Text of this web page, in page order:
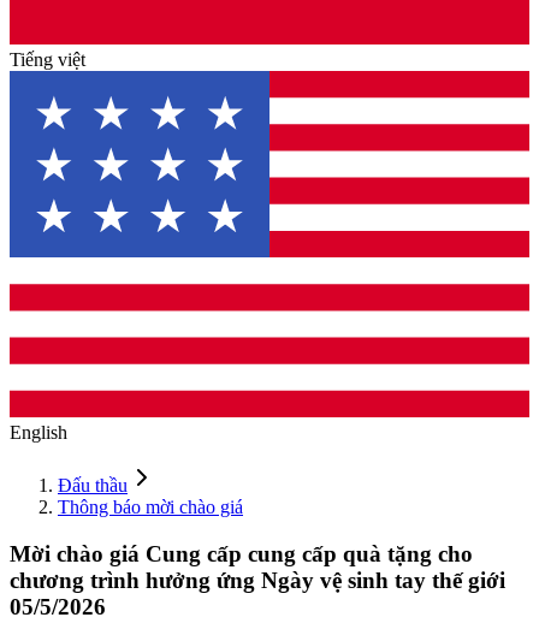
Tiếng việt
English
Đấu thầu
Thông báo mời chào giá
Mời chào giá Cung cấp cung cấp quà tặng cho
chương trình hưởng ứng Ngày vệ sinh tay thế giới
05/5/2026